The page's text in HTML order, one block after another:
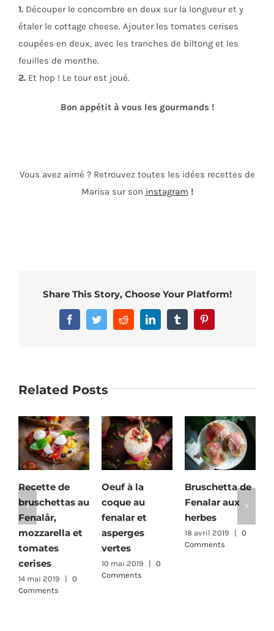
1. Découper le concombre en deux sur la longueur et y
étaler le cottage cheese. Ajouter les tomates cerises
coupées en deux, avec les tranches de biltong et les
feuilles de menthe.
2. Et hop ! Le tour est joué.
Bon appétit à vous les gourmands !
Vous avez aimé ? Retrouvez toutes les idées recettes de
Marisa sur son instagram !
Share This Story, Choose Your Platform!
FacebookTwitterRedditLinkedInTumblr
Related Posts
Recette de
bruschettas au
Fenalår,
mozzarella et
tomates
cerises
14 mai 2019 |
0
Comments
Oeuf à la
coque au
fenalar et
asperges
vertes
10 mai 2019 |
0
Comments
Bruschetta de
Fenalar aux
herbes
18 avril 2019 |
0
Comments